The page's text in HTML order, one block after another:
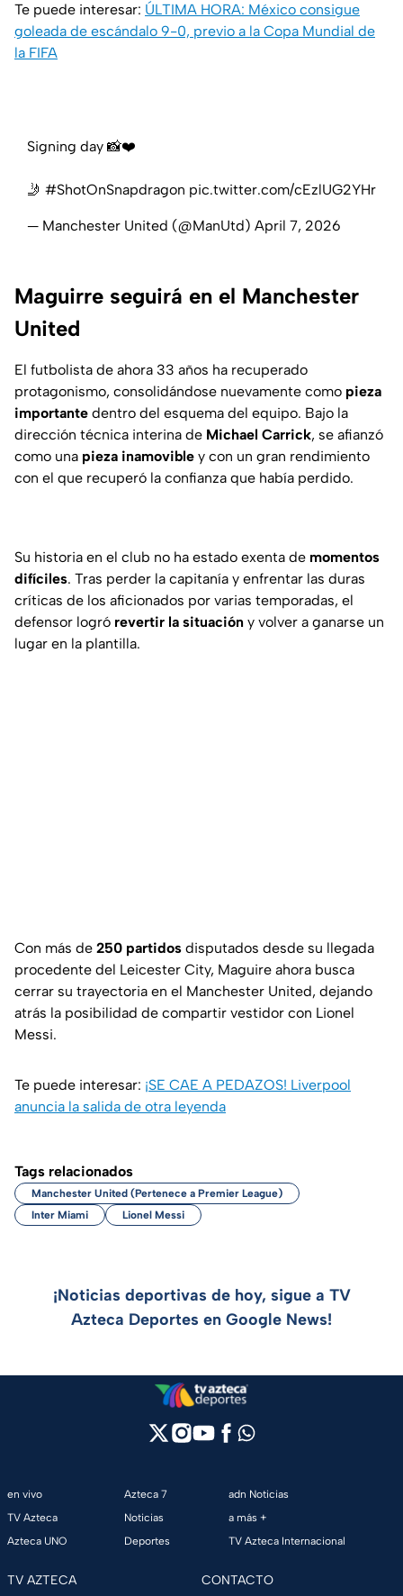
Te puede interesar: ÚLTIMA HORA: México consigue
goleada de escándalo 9-0, previo a la Copa Mundial de
la FIFA
Signing day 📸❤️
🤳 #ShotOnSnapdragon pic.twitter.com/cEzlUG2YHr
— Manchester United (@ManUtd) April 7, 2026
Maguirre seguirá en el Manchester
United
El futbolista de ahora 33 años ha recuperado
protagonismo, consolidándose nuevamente como pieza
importante dentro del esquema del equipo. Bajo la
dirección técnica interina de Michael Carrick, se afianzó
como una pieza inamovible y con un gran rendimiento
con el que recuperó la confianza que había perdido.
Su historia en el club no ha estado exenta de momentos
difíciles. Tras perder la capitanía y enfrentar las duras
críticas de los aficionados por varias temporadas, el
defensor logró revertir la situación y volver a ganarse un
lugar en la plantilla.
Con más de 250 partidos disputados desde su llegada
procedente del Leicester City, Maguire ahora busca
cerrar su trayectoria en el Manchester United, dejando
atrás la posibilidad de compartir vestidor con Lionel
Messi.
Te puede interesar: ¡SE CAE A PEDAZOS! Liverpool
anuncia la salida de otra leyenda
Tags relacionados
Manchester United (Pertenece a Premier League)
Inter Miami
Lionel Messi
¡Noticias deportivas de hoy, sigue a TV
Azteca Deportes en Google News!
en vivo
TV Azteca
Azteca UNO
Azteca 7
Noticias
Deportes
adn Noticias
a más +
TV Azteca Internacional
TV AZTECA CONTACTO